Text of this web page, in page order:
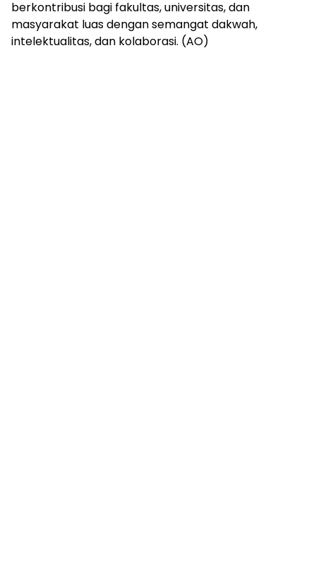
berkontribusi bagi fakultas, universitas, dan
masyarakat luas dengan semangat dakwah,
intelektualitas, dan kolaborasi. (AO)